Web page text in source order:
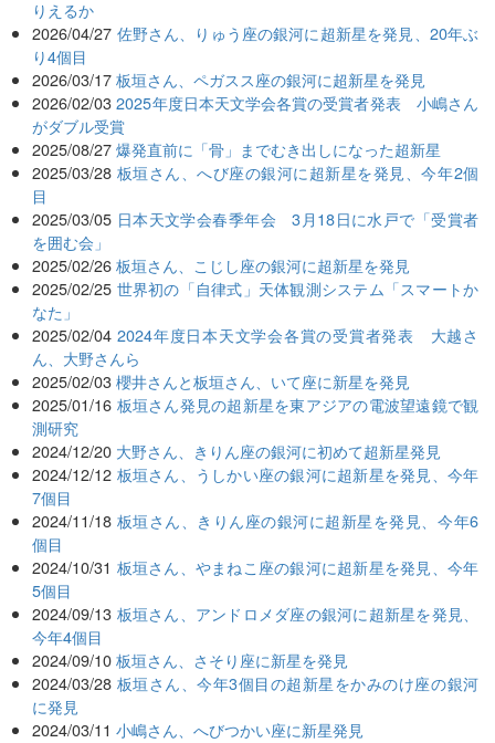
りえるか
2026/04/27 佐野さん、りゅう座の銀河に超新星を発見、20年ぶ
り4個目
2026/03/17 板垣さん、ペガスス座の銀河に超新星を発見
2026/02/03 2025年度日本天文学会各賞の受賞者発表 小嶋さん
がダブル受賞
2025/08/27 爆発直前に「骨」までむき出しになった超新星
2025/03/28 板垣さん、へび座の銀河に超新星を発見、今年2個
目
2025/03/05 日本天文学会春季年会 3月18日に水戸で「受賞者
を囲む会」
2025/02/26 板垣さん、こじし座の銀河に超新星を発見
2025/02/25 世界初の「自律式」天体観測システム「スマートか
なた」
2025/02/04 2024年度日本天文学会各賞の受賞者発表 大越さ
ん、大野さんら
2025/02/03 櫻井さんと板垣さん、いて座に新星を発見
2025/01/16 板垣さん発見の超新星を東アジアの電波望遠鏡で観
測研究
2024/12/20 大野さん、きりん座の銀河に初めて超新星発見
2024/12/12 板垣さん、うしかい座の銀河に超新星を発見、今年
7個目
2024/11/18 板垣さん、きりん座の銀河に超新星を発見、今年6
個目
2024/10/31 板垣さん、やまねこ座の銀河に超新星を発見、今年
5個目
2024/09/13 板垣さん、アンドロメダ座の銀河に超新星を発見、
今年4個目
2024/09/10 板垣さん、さそり座に新星を発見
2024/03/28 板垣さん、今年3個目の超新星をかみのけ座の銀河
に発見
2024/03/11 小嶋さん、へびつかい座に新星発見